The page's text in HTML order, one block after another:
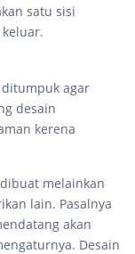
satu sisi
agar
desain
kerena
melainkan
lain. Pasalnya
akan
Desain